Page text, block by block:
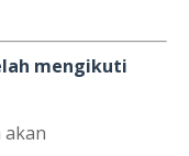
mengikuti
akan